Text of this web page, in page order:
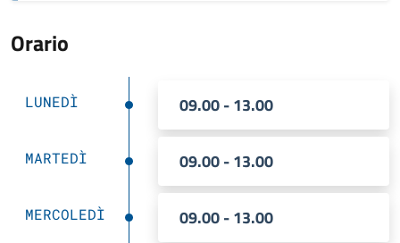
Orario
LUNEDÌ 09.00 - 13.00
MARTEDÌ 09.00 - 13.00
MERCOLEDÌ 09.00 - 13.00